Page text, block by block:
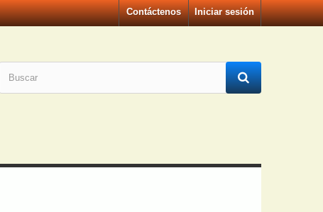
Iniciar sesión
Contáctenos